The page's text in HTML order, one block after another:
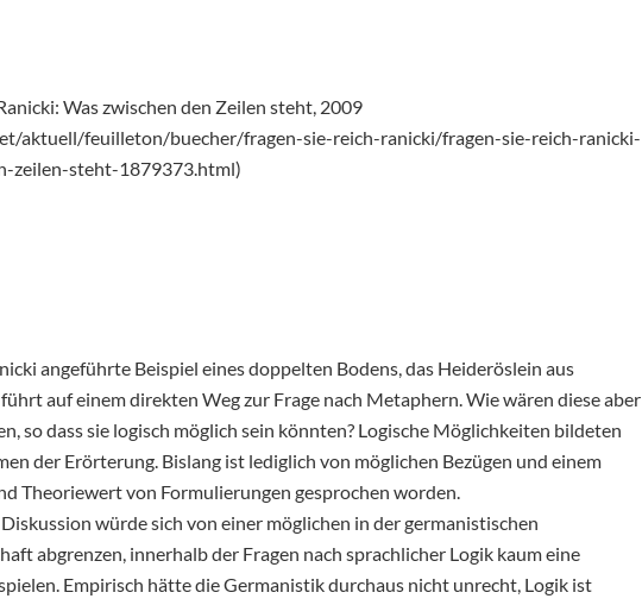
Was zwischen den Zeilen steht, 2009
aktuell/feuilleton/buecher/fragen-sie-reich-ranicki/fragen-sie-reich-ranicki-
zeilen-steht-1879373.html)
angeführte Beispiel eines doppelten Bodens, das Heideröslein aus
auf einem direkten Weg zur Frage nach Metaphern. Wie wären diese aber
so dass sie logisch möglich sein könnten? Logische Möglichkeiten bildeten
der Erörterung. Bislang ist lediglich von möglichen Bezügen und einem
Theoriewert von Formulierungen gesprochen worden.
würde sich von einer möglichen in der germanistischen
abgrenzen, innerhalb der Fragen nach sprachlicher Logik kaum eine
Empirisch hätte die Germanistik durchaus nicht unrecht, Logik ist